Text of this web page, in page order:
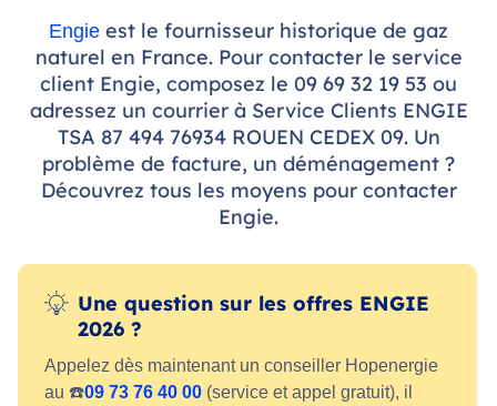
Engie est le fournisseur historique de gaz
naturel en France. Pour contacter le service
client Engie, composez le 09 69 32 19 53 ou
adressez un courrier à Service Clients ENGIE
TSA 87 494 76934 ROUEN CEDEX 09. Un
problème de facture, un déménagement ?
Découvrez tous les moyens pour contacter
Engie.
Une question sur les offres ENGIE
2026 ?
Appelez dès maintenant un conseiller Hopenergie
au ☎️09 73 76 40 00 (service et appel gratuit), il